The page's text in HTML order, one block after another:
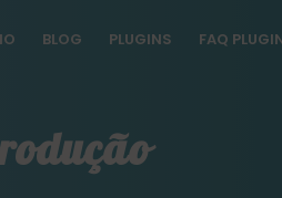
BLOG PLUGINS FAQ